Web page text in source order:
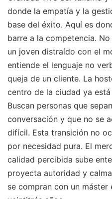
donde la empatía y la
base del éxito. Aquí es
barre a la competencia.
un joven distraído con el
entiende el lenguaje no
queja de un cliente. La
centro de la ciudad ya
Buscan personas que
conversación y que no se
difícil. Esta transición no
por necesidad pura. El
calidad percibida sube
proyecta autoridad y
se compran con un